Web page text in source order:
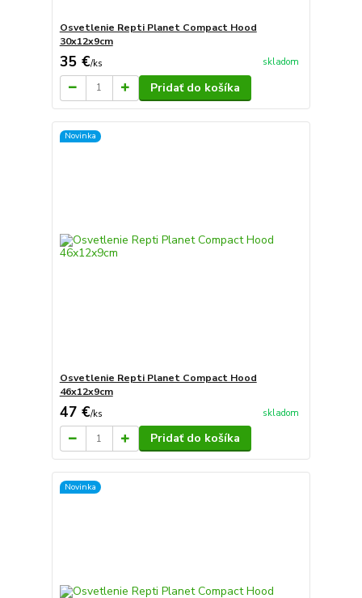
Osvetlenie Repti Planet Compact Hood
30x12x9cm
35 €/ks skladom
Pridať do košíka
Novinka
Osvetlenie Repti Planet Compact Hood
46x12x9cm
47 €/ks skladom
Pridať do košíka
Novinka